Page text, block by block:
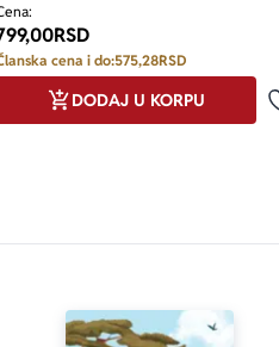
RSD
cena i do:575,28RSD
DODAJ U KORPU